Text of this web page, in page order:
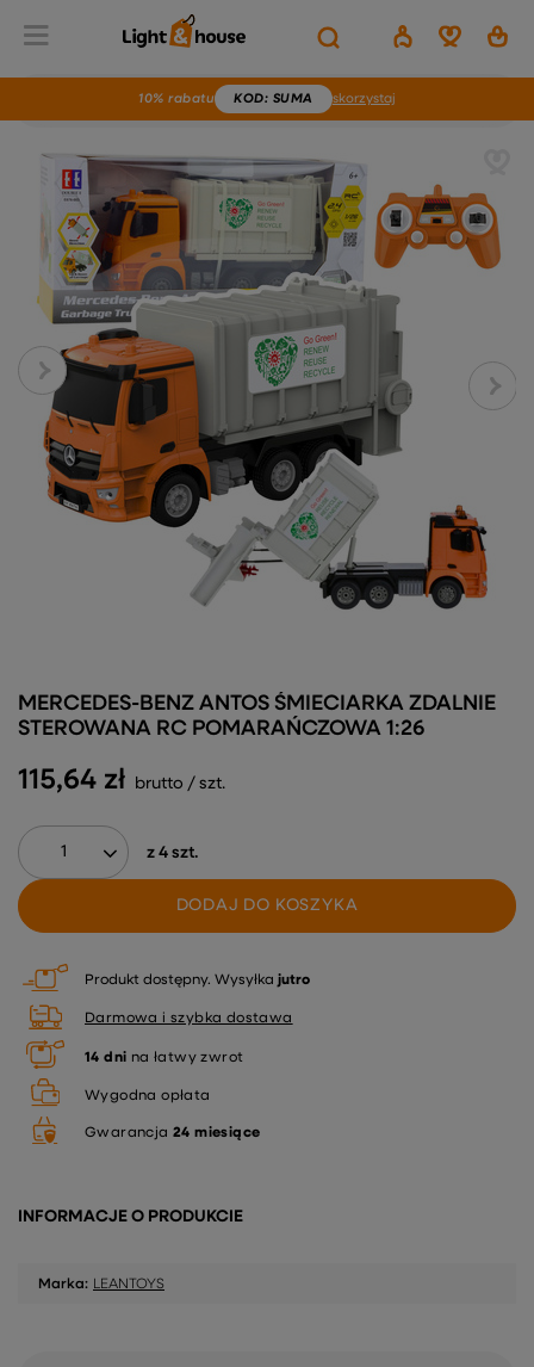
10% rabatu KOD: SUMA skorzystaj
115,64 zł brutto / szt.
z 4 szt.
DODAJ DO KOSZYKA
MERCEDES-BENZ ANTOS ŚMIECIARKA ZDALNIE
STEROWANA RC POMARAŃCZOWA 1:26
Produkt dostępny Wysyłka jutro
Darmowa i szybka dostawa
14 dni na łatwy zwrot
Wygodna opłata
Gwarancja 24 miesiące
INFORMACJE O PRODUKCIE
Marka: LEANTOYS